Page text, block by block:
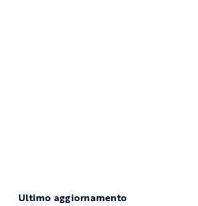
Ultimo aggiornamento